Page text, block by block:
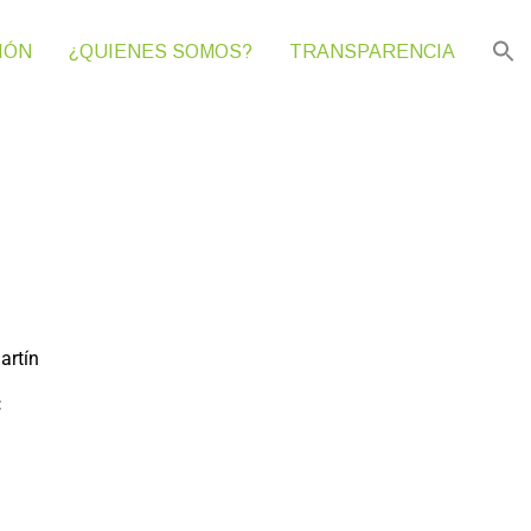
¿QUIENES SOMOS? TRANSPARENCIA